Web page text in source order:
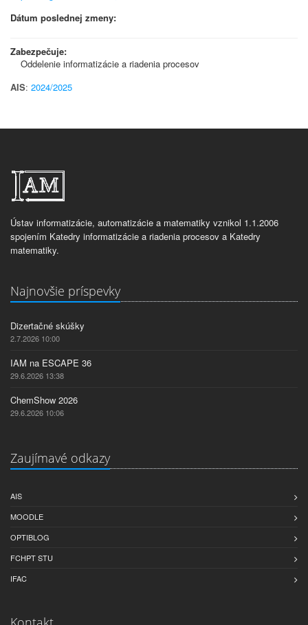
Dátum poslednej zmeny:
Zabezpečuje:
Oddelenie informatizácie a riadenia procesov
AIS: 2024/2025
Ústav informatizácie, automatizácie a matematiky vznikol 1.1.2006
spojením Katedry informatizácie a riadenia procesov a Katedry
matematiky.
Najnovšie príspevky
Dizertačné skúšky
2.7.2026 10:00
IAM na ESCAPE 36
29.6.2026 13:38
ChemShow 2026
29.6.2026 10:06
Zaujímavé odkazy
AIS
MOODLE
OPTIBLOG
FCHPT STU
IFAC